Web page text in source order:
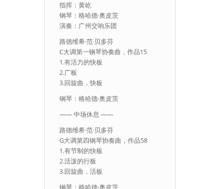
指挥：黄屹
钢琴：格哈德·奥皮茨
演奏：广州交响乐团
路德维希·范·贝多芬
C大调第一钢琴协奏曲，作品15
1.有活力的快板
2.广板
3.回旋曲，快板
钢琴：格哈德·奥皮茨
—— 中场休息 ——
路德维希·范·贝多芬
G大调第四钢琴协奏曲，作品58
1.有节制的快板
2.活泼的行板
3.回旋曲，活板